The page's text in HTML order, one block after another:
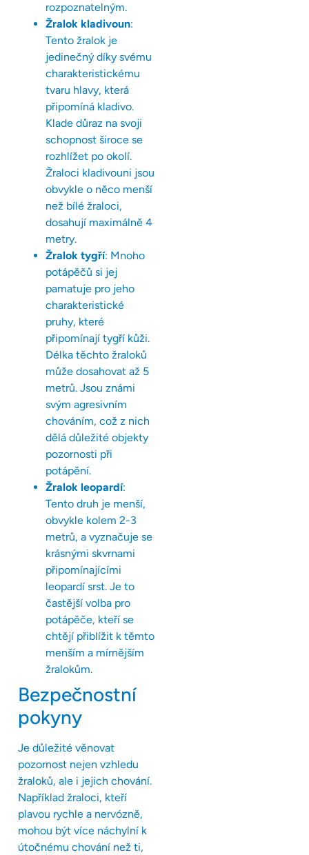
rozpoznatelným.
Žralok kladivoun:
Tento žralok je
jedinečný díky svému
charakteristickému
tvaru hlavy, která
připomíná kladivo.
Klade důraz na svoji
schopnost široce se
rozhlížet po okolí.
Žraloci kladivouni jsou
obvykle o něco menší
než bílé žraloci,
dosahují maximálně 4
metry.
Žralok tygří: Mnoho
potápěčů si jej
pamatuje pro jeho
charakteristické
pruhy, které
připomínají tygří kůži.
Délka těchto žraloků
může dosahovat až 5
metrů. Jsou známi
svým agresivním
chováním, což z nich
dělá důležité objekty
pozornosti při
potápění.
Žralok leopardí:
Tento druh je menší,
obvykle kolem 2-3
metrů, a vyznačuje se
krásnými skvrnami
připomínajícími
leopardí srst. Je to
častější volba pro
potápěče, kteří se
chtějí přiblížit k těmto
menším a mírnějším
žralokům.
Bezpečnostní
pokyny
Je důležité věnovat
pozornost nejen vzhledu
žraloků, ale i jejich chování.
Například žraloci, kteří
plavou rychle a nervózně,
mohou být více náchylní k
útočnému chování než ti,